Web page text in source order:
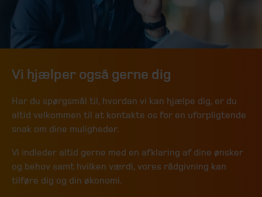
Vi hjælper også gerne dig
Har du spørgsmål til, hvordan vi kan hjælpe dig, er du
altid velkommen til at kontakte os for en uforpligtende
snak om dine muligheder.
Vi indleder altid gerne med en afklaring af dine ønsker
og behov samt hvilken værdi, vores rådgivning kan
tilføre dig og din økonomi.